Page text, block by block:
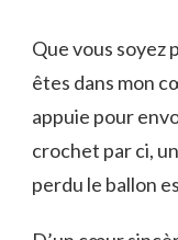
Que vous soyez
êtes dans mon
appuie pour
crochet par ci,
perdu le ballon